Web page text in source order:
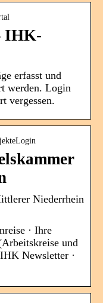
IHK-
erfasst und
werden. Login
vergessen.
Niederrhein
· Ihre
und
Newsletter ·